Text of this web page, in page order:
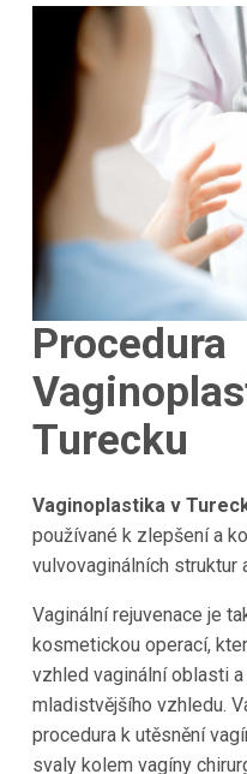
Procedura
Turecku
Vaginoplastika v
používané k zlepšení a
vulvovaginálních struktur
Vaginální rejuvenace je
kosmetickou operací,
vzhled vaginální oblasti
mladistvějšího vzhledu.
procedura k utěsnění
svaly kolem vagíny